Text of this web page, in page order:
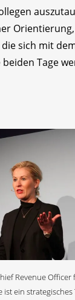
sich mit
Tage
Revenue Officer
ist ein